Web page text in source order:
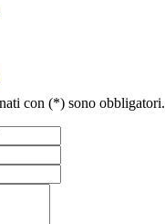
con (*) sono obbligatori.